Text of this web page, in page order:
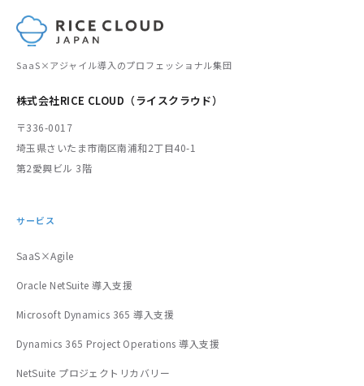
SaaS×アジャイル導入のプロフェッショナル集団
株式会社RICE CLOUD（ライスクラウド）
〒336-0017
埼玉県さいたま市南区南浦和2丁目40-1
第2愛興ビル 3階
サービス
SaaS×Agile
Oracle NetSuite 導入支援
Microsoft Dynamics 365 導入支援
Dynamics 365 Project Operations 導入支援
NetSuite プロジェクトリカバリー